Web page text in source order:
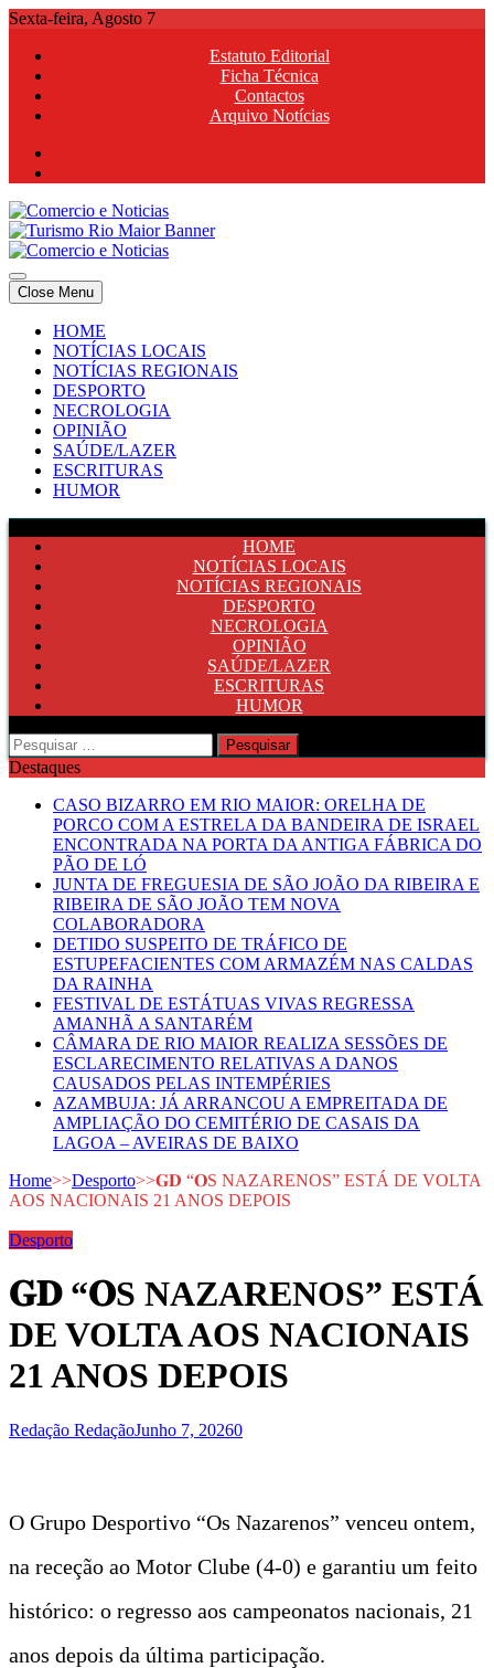
Skip
content
Sexta-feira, Agosto 7
Estatuto Editorial
Ficha Técnica
Contactos
Arquivo Notícias
Comercio e Noticias
Notícias e Publicidade Online
Comercio e Noticias
Notícias e Publicidade Online
Close Menu
HOME
NOTÍCIAS LOCAIS
NOTÍCIAS REGIONAIS
DESPORTO
NECROLOGIA
OPINIÃO
SAÚDE/LAZER
ESCRITURAS
HUMOR
HOME
NOTÍCIAS LOCAIS
NOTÍCIAS REGIONAIS
DESPORTO
NECROLOGIA
OPINIÃO
SAÚDE/LAZER
ESCRITURAS
HUMOR
Pesquisar
por:
Destaques
CASO BIZARRO EM RIO MAIOR: ORELHA DE
PORCO COM A ESTRELA DA BANDEIRA DE ISRAEL
ENCONTRADA NA PORTA DA ANTIGA FÁBRICA DO
PÃO DE LÓ
JUNTA DE FREGUESIA DE SÃO JOÃO DA RIBEIRA E
RIBEIRA DE SÃO JOÃO TEM NOVA
COLABORADORA
DETIDO SUSPEITO DE TRÁFICO DE
ESTUPEFACIENTES COM ARMAZÉM NAS CALDAS
DA RAINHA
FESTIVAL DE ESTÁTUAS VIVAS REGRESSA
AMANHÃ A SANTARÉM
CÂMARA DE RIO MAIOR REALIZA SESSÕES DE
ESCLARECIMENTO RELATIVAS A DANOS
CAUSADOS PELAS INTEMPÉRIES
AZAMBUJA: JÁ ARRANCOU A EMPREITADA DE
AMPLIAÇÃO DO CEMITÉRIO DE CASAIS DA
LAGOA – AVEIRAS DE BAIXO
Home>>Desporto>>𝐆𝐃 “𝐎S NAZARENOS” ESTÁ DE VOLTA
AOS NACIONAIS 21 ANOS DEPOIS
Desporto
𝐆𝐃 “𝐎S NAZARENOS” ESTÁ
DE VOLTA AOS NACIONAIS
21 ANOS DEPOIS
Redação RedaçãoJunho 7, 20260
O Grupo Desportivo “Os Nazarenos” venceu ontem,
na receção ao Motor Clube (4-0) e garantiu um feito
histórico: o regresso aos campeonatos nacionais, 21
anos depois da última participação.